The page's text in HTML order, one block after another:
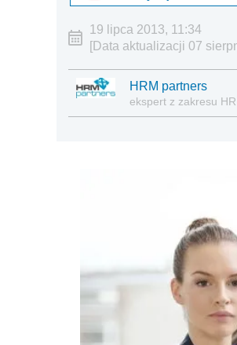
19 lipca 2013, 11:34
[Data aktualizacji 07
HRM partners
ekspert z zakresu HR